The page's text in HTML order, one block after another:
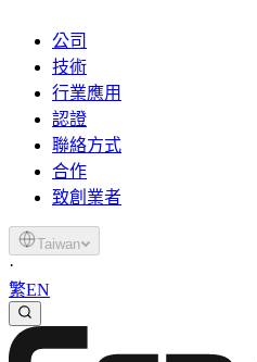
公司
技術
行業應用
認證
聯絡方式
合作
致創業者
Taiwan
·
繁EN